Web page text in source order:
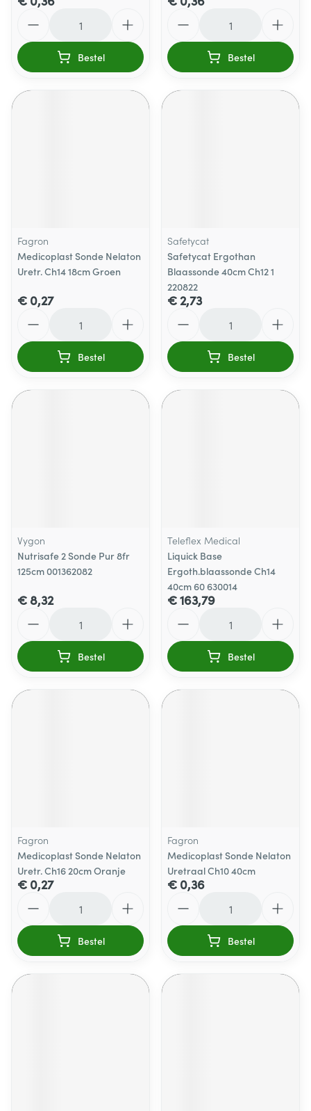
Bestel Bestel
Fagron
Medicoplast Sonde Nelaton
Uretr. Ch14 18cm Groen
€ 0,27
Bestel
Safetycat
Safetycat Ergothan
Blaassonde 40cm Ch12 1
220822
€ 2,73
Bestel
Vygon
Nutrisafe 2 Sonde Pur 8fr
125cm 001362082
€ 8,32
Bestel
Teleflex Medical
Liquick Base
Ergoth.blaassonde Ch14
40cm 60 630014
€ 163,79
Bestel
Fagron
Medicoplast Sonde Nelaton
Uretr. Ch16 20cm Oranje
€ 0,27
Bestel
Fagron
Medicoplast Sonde Nelaton
Uretraal Ch10 40cm
€ 0,36
Bestel